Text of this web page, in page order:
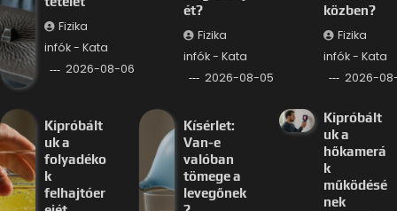
Fizika
infók - Kata
2026-08-06
ét?
Fizika
infók - Kata
2026-08-05
közben?
Fizika
infók - Kata
2026-
Kipróbált
uk a
folyadéko
k
felhajtóer
Kísérlet:
Van-e
valóban
tömege a
levegőnek
Kipróbált
uk a
hőkamerá
k
működésé
nek